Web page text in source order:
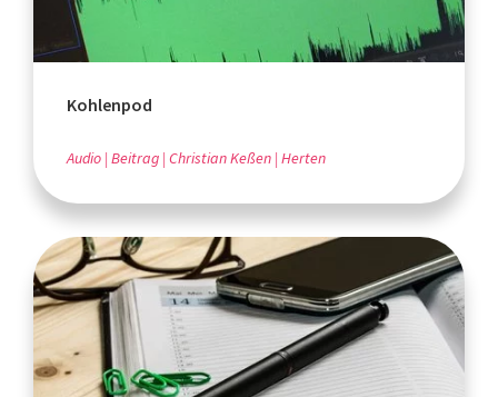
Kohlenpod
Audio Beitrag Christian Keßen Herten